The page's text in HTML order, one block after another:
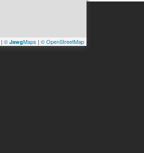
| © JawgMaps | © OpenStreetMap